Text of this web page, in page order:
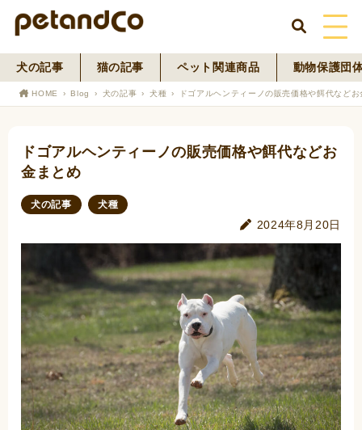
HOME
寄付活動
犬の記事 猫の記事 ペット関連商品 動物保護団
HOME Blog 犬の記事 犬種 ドゴアルヘンティーノの販売価格や餌代など
ドゴアルヘンティーノの販売価格や餌代などお
金まとめ
犬の記事 犬種
2024年8月20日